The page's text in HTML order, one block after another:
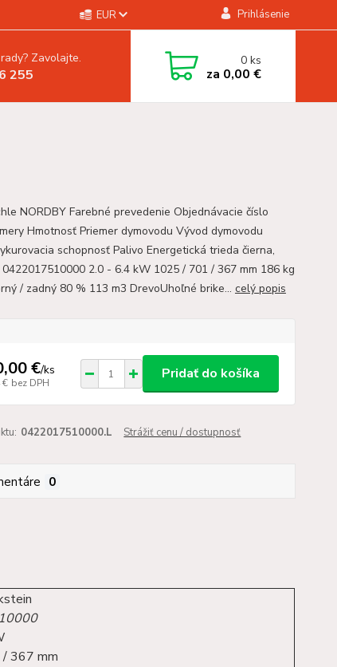
EUR Prihlásenie
Zavolajte.
255
0ks
za 0,00 €
NORDBY Farebné prevedenie Objednávacie číslo
Hmotnosť Priemer dymovodu Vývod dymovodu
schopnosť Palivo Energetická trieda čierna,
2.0 - 6.4 kW 1025 / 701 / 367 mm 186 kg
/ zadný 80 % 113 m3 DrevoUhoľné brike... celý popis
€/ks
€ bez DPH
Pridať do košíka
0422017510000.L Strážiť cenu / dostupnosť
0
367 mm